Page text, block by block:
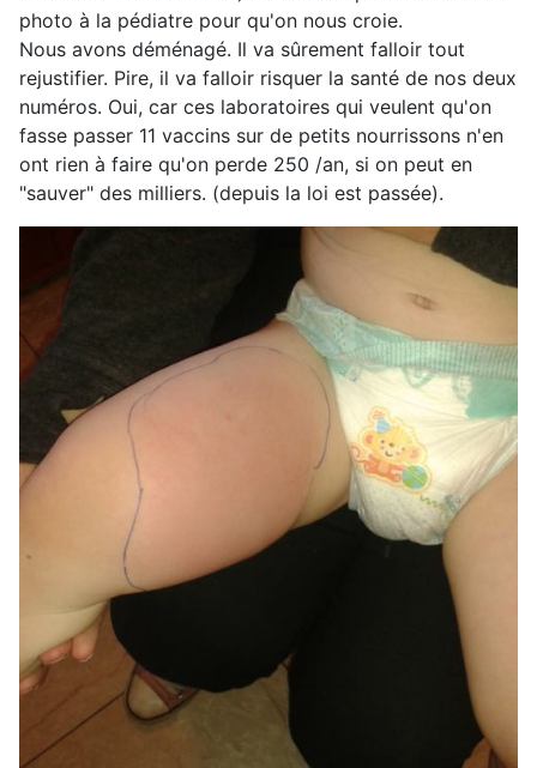
photo à la pédiatre pour qu'on nous croie.
Nous avons déménagé. Il va sûrement falloir tout
rejustifier. Pire, il va falloir risquer la santé de nos deux
numéros. Oui, car ces laboratoires qui veulent qu'on
fasse passer 11 vaccins sur de petits nourrissons n'en
ont rien à faire qu'on perde 250 /an, si on peut en
"sauver" des milliers. (depuis la loi est passée).